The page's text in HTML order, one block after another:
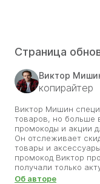
Страница
Виктор
копирайтер
Виктор Мишин
товаров, но больше
промокоды и акции
Он отслеживает
товары и
промокод Виктор
получали только
знает, как важно
Об авторе